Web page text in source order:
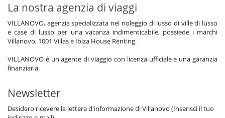
La nostra agenzia di viaggi
VILLANOVO, agenzia specializzata nel noleggio di lusso di ville di lusso
e case di lusso per una vacanza indimenticabile, possiede i marchi
Villanovo, 1001 Villas e Ibiza House Renting.
VILLANOVO è un agente di viaggio con licenza ufficiale e una garanzia
finanziaria.
Newsletter
Desidero ricevere la lettera d'informazione di Villanovo (Inserisci il tuo